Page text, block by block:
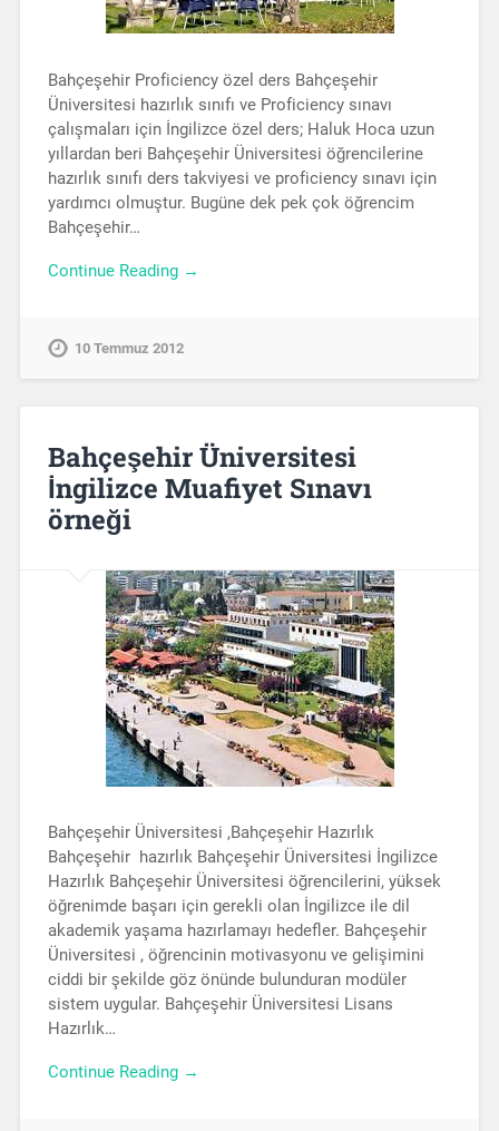
Bahçeşehir Proficiency özel ders Bahçeşehir
Üniversitesi hazırlık sınıfı ve Proficiency sınavı
çalışmaları için İngilizce özel ders; Haluk Hoca uzun
yıllardan beri Bahçeşehir Üniversitesi öğrencilerine
hazırlık sınıfı ders takviyesi ve proficiency sınavı için
yardımcı olmuştur. Bugüne dek pek çok öğrencim
Bahçeşehir…
Continue Reading →
10 Temmuz 2012
Bahçeşehir Üniversitesi
İngilizce Muafiyet Sınavı
örneği
Bahçeşehir Üniversitesi ,Bahçeşehir Hazırlık
Bahçeşehir hazırlık Bahçeşehir Üniversitesi İngilizce
Hazırlık Bahçeşehir Üniversitesi öğrencilerini, yüksek
öğrenimde başarı için gerekli olan İngilizce ile dil
akademik yaşama hazırlamayı hedefler. Bahçeşehir
Üniversitesi , öğrencinin motivasyonu ve gelişimini
ciddi bir şekilde göz önünde bulunduran modüler
sistem uygular. Bahçeşehir Üniversitesi Lisans
Hazırlık…
Continue Reading →